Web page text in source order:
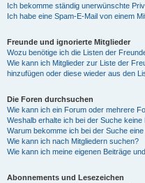
Ich bekomme ständig unerwünschte
Ich habe eine Spam-E-Mail von einem
Freunde und ignorierte Mitglieder
Wozu benötige ich die Listen der
Wie kann ich Mitglieder zur Liste der
hinzufügen oder diese wieder aus den
Die Foren durchsuchen
Wie kann ich ein Forum oder mehrere
Weshalb erhalte ich bei der Suche keine
Warum bekomme ich bei der Suche
Wie kann ich nach Mitgliedern suchen?
Wie kann ich meine eigenen Beiträge
Abonnements und Lesezeichen